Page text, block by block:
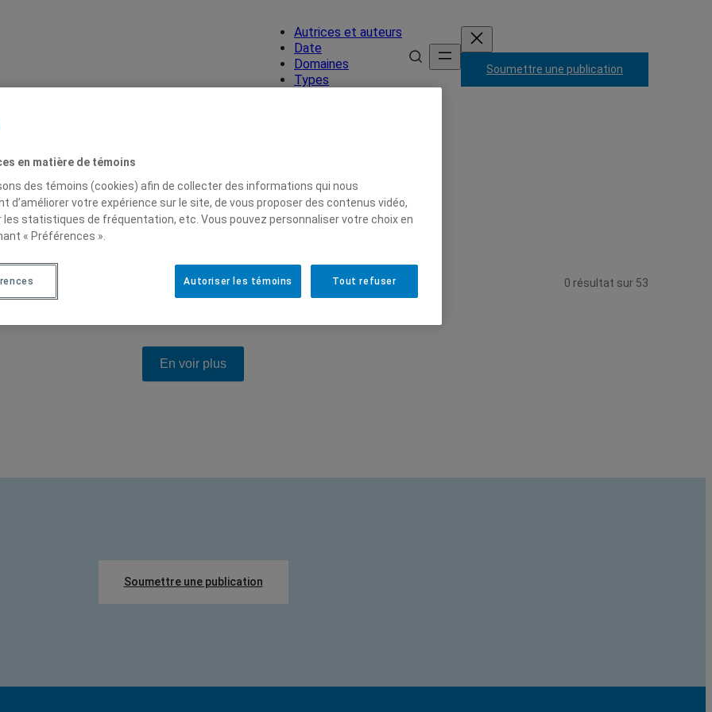
Autrices et auteurs
Date
Domaines
Types
Soumettre une publication
de Montréal
0 résultat sur 53
En voir plus
Soumettre une publication
en matière de témoins
des témoins (cookies) afin de collecter des informations qui nous
d’améliorer votre expérience sur le site, de vous proposer des contenus vidéo,
les statistiques de fréquentation, etc. Vous pouvez personnaliser votre choix en
« Préférences ».
Tout refuser
Autoriser les témoins